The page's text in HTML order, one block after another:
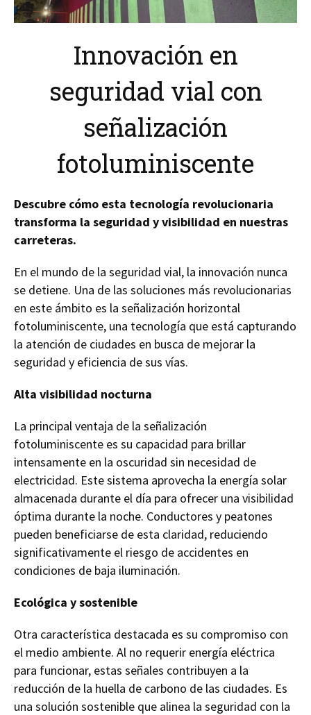
Innovación en
seguridad vial con
señalización
fotoluminiscente
Descubre cómo esta tecnología revolucionaria
transforma la seguridad y visibilidad en nuestras
carreteras.
En el mundo de la seguridad vial, la innovación nunca
se detiene. Una de las soluciones más revolucionarias
en este ámbito es la señalización horizontal
fotoluminiscente, una tecnología que está capturando
la atención de ciudades en busca de mejorar la
seguridad y eficiencia de sus vías.
Alta visibilidad nocturna
La principal ventaja de la señalización
fotoluminiscente es su capacidad para brillar
intensamente en la oscuridad sin necesidad de
electricidad. Este sistema aprovecha la energía solar
almacenada durante el día para ofrecer una visibilidad
óptima durante la noche. Conductores y peatones
pueden beneficiarse de esta claridad, reduciendo
significativamente el riesgo de accidentes en
condiciones de baja iluminación.
Ecológica y sostenible
Otra característica destacada es su compromiso con
el medio ambiente. Al no requerir energía eléctrica
para funcionar, estas señales contribuyen a la
reducción de la huella de carbono de las ciudades. Es
una solución sostenible que alinea la seguridad con la